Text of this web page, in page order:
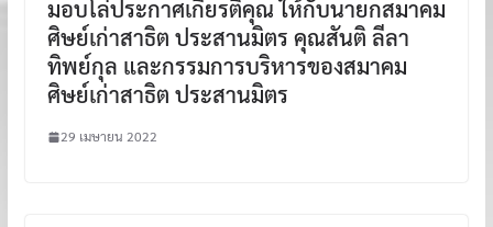
มอบโล่ประกาศเกียรติคุณ ให้กับนายกสมาคม
ศิษย์เก่าสาธิต ประสานมิตร คุณสันติ ลีลา
ทิพย์กุล และกรรมการบริหารของสมาคม
ศิษย์เก่าสาธิต ประสานมิตร
29 เมษายน 2022